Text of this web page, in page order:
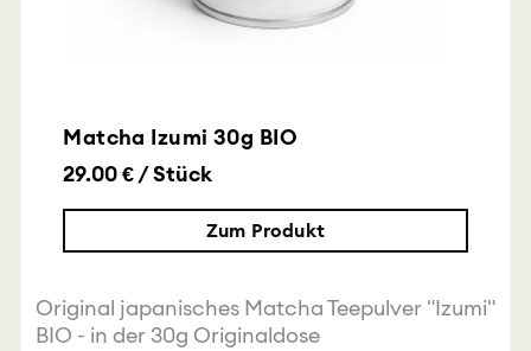
Matcha Izumi 30g BIO
29.00 € / Stück
Zum Produkt
Original japanisches Matcha Teepulver "Izumi"
BIO - in der 30g Originaldose